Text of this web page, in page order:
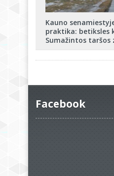
Kauno
praktika: betiksles
Sumažintos taršos
Facebook